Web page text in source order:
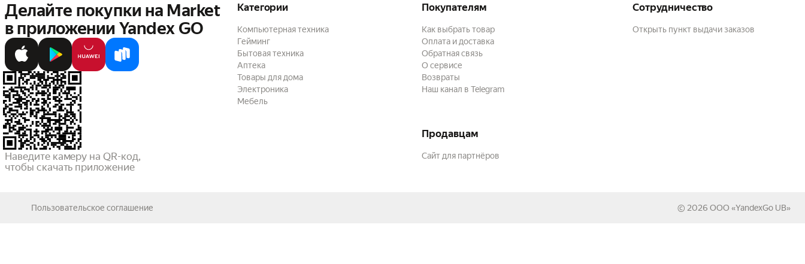
Делайте покупки на Market
в приложении Yandex GO
Наведите камеру на QR-код,
чтобы скачать приложение
Категории
Компьютерная техника
Гейминг
Бытовая техника
Аптека
Товары для дома
Электроника
Мебель
Покупателям
Как выбрать товар
Оплата и доставка
Обратная связь
О сервисе
Возвраты
Наш канал в Telegram
Сотрудничество
Открыть пункт выдачи заказов
Продавцам
Сайт для партнёров
Пользовательское соглашение © 2026 ООО «YandexGo UB»